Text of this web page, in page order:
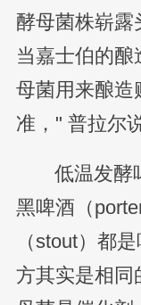
酵母菌株崭露
当嘉士伯的
母菌用来酿造
准，" 普拉尔说
低温发酵
黑啤酒（
（stout）都
方其实是相同